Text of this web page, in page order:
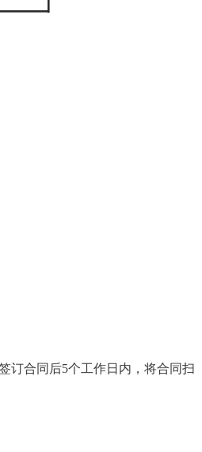
订合同后5个工作日内，将合同扫